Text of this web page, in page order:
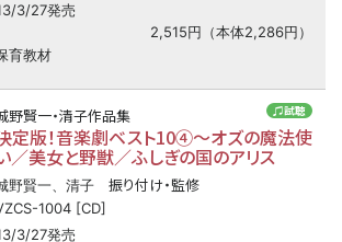
3/27発売
2,515円（本体2,286円）
育教材
♫試聴
野賢一・清子作品集
定版！音楽劇ベスト10④〜オズの魔法使
／美女と野獣／ふしぎの国のアリス
野賢一、清子 振り付け・監修
1004 [CD]
3/27発売